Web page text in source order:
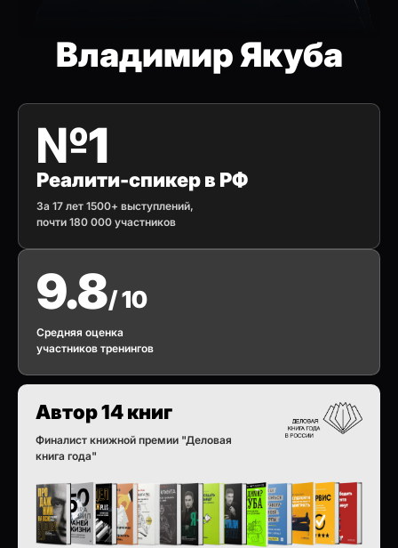
Владимир Якуба
№1
Реалити-спикер в РФ
За 17 лет 1500+ выступлений,
почти 180 000 участников
9.8/ 10
Средняя оценка
участников тренингов
Автор 14 книг
Финалист книжной премии "Деловая
книга года"